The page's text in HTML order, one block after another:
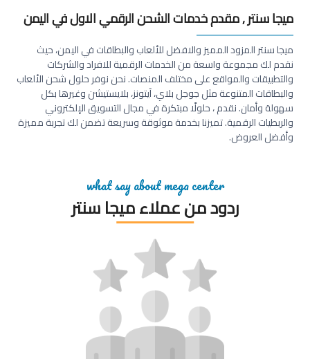
ميجا سنتر , مقدم خدمات الشحن الرقمي الاول في اليمن
ميجا سنتر المزود المميز والافضل للألعاب والبطاقات في اليمن، حيث
نقدم لك مجموعة واسعة من الخدمات الرقمية للافراد والشركات
والتطبيقات والمواقع على مختلف المنصات. نحن نوفر حلول شحن الألعاب
والبطاقات المتنوعة مثل جوجل بلاي، آيتونز، بلايستيشن وغيرها بكل
سهولة وأمان. نقدم ، حلولًا مبتكرة في مجال التسويق الإلكتروني
والربطيات الرقمية. تميزنا بخدمة موثوقة وسريعة تضمن لك تجربة مميزة
وأفضل العروض.
what say about mega center
ردود من عملاء ميجا سنتر